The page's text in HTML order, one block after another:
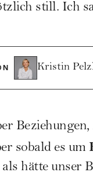
still. Ich
Kristin
sobald es um
als hätte unser